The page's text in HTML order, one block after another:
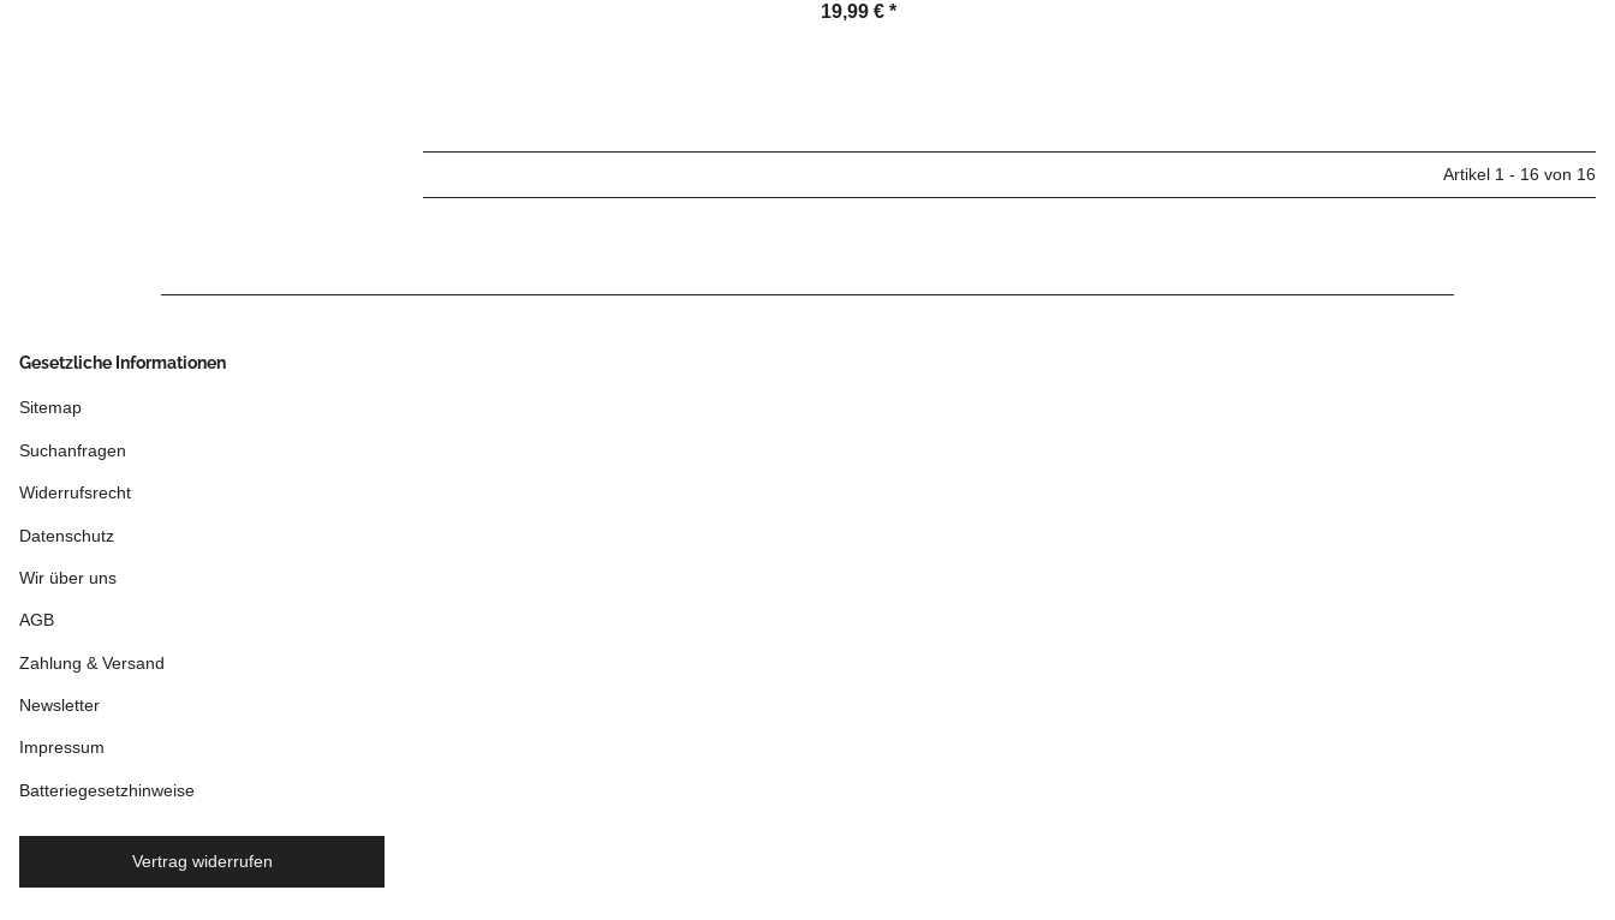
19,99 € *
Artikel 1 - 16 von 16
Gesetzliche Informationen
Sitemap
Suchanfragen
Widerrufsrecht
Datenschutz
Wir über uns
AGB
Zahlung & Versand
Newsletter
Impressum
Batteriegesetzhinweise
Vertrag widerrufen